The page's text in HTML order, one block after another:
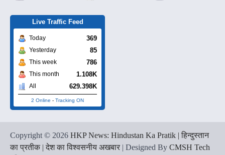
Live Traffic Feed
Today 369
Yesterday 85
This week 786
This month 1.108K
All 629.398K
2 Online - Tracking ON
Copyright © 2026 HKP News: Hindustan Ka Pratik | हिन्दुस्तान
का प्रतीक | देश का विश्वसनीय अखबार | Designed By CMSH Tech